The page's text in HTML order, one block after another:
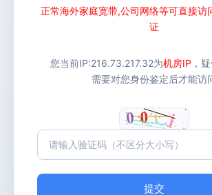
正常海外家庭宽带,公司网络等可直接访
证
您当前IP:216.73.217.32为机房IP ，
需要对您身份鉴定后才能访
提交